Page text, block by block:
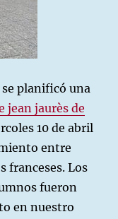
planificó una
jean jaurès de
10 de abril
entre
franceses. Los
fueron
en nuestro